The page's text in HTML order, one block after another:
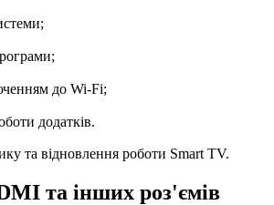
до Wi-Fi;
додатків.
та відновлення роботи Smart TV.
та інших роз'ємів